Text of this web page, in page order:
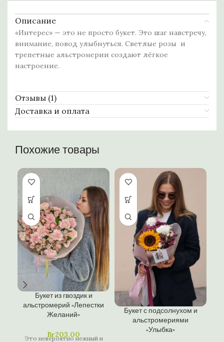
Описание
«Интерес» — это не просто букет. Это шаг навстречу,
внимание, повод улыбнуться. Светлые розы и
трепетные альстромерии создают лёгкое
настроение.
Отзывы (1)
Доставка и оплата
Похожие товары
Букет из гвоздик и
альстромерий «Лепестки
Желаний»
Br203.00
Это невероятно нежный и
Букет с подсолнухом и
альстромериями
«Улыбка»